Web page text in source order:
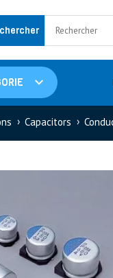
Capacitors